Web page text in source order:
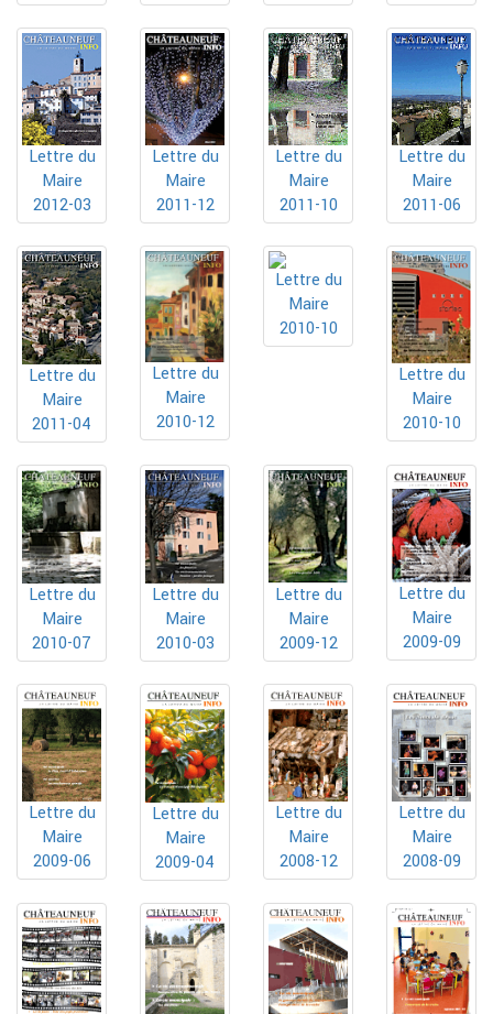
Lettre du
Maire
2012-03
Lettre du
Maire
2011-12
Lettre du
Maire
2011-10
Lettre du
Maire
2011-06
Lettre du
Maire
2011-04
Lettre du
Maire
2010-12
Lettre du
Maire
2010-10
Lettre du
Maire
2010-10
Lettre du
Maire
2010-07
Lettre du
Maire
2010-03
Lettre du
Maire
2009-12
Lettre du
Maire
2009-09
Lettre du
Maire
2009-06
Lettre du
Maire
2009-04
Lettre du
Maire
2008-12
Lettre du
Maire
2008-09